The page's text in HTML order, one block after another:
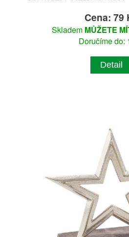
Cena: 79
Skladem MŮŽETE
Doručíme do:
Detail